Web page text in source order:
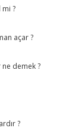
?
açar ?
ne demek ?
?